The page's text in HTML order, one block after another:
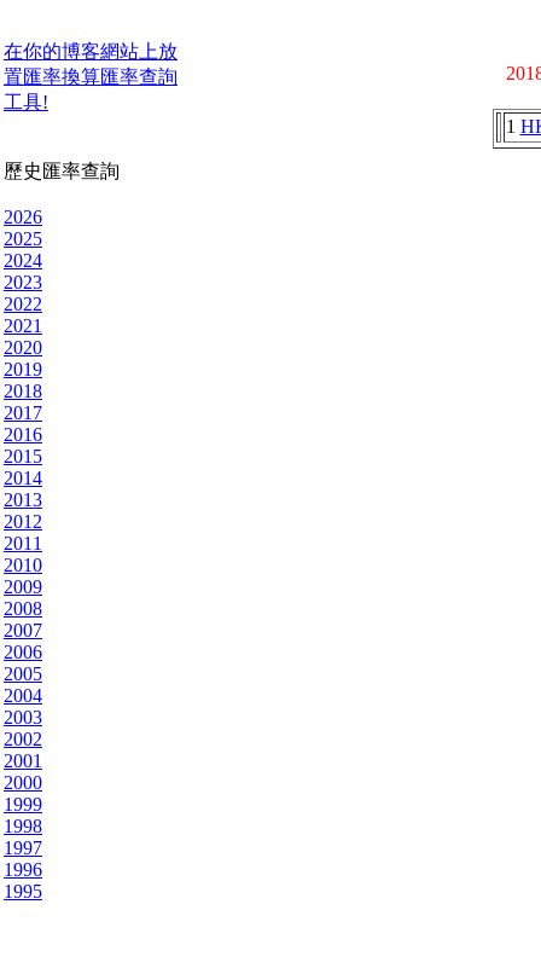
在你的博客網站上放
置匯率換算匯率查詢
工具!
歷史匯率查詢
2026
2025
2024
2023
2022
2021
2020
2019
2018
2017
2016
2015
2014
2013
2012
2011
2010
2009
2008
2007
2006
2005
2004
2003
2002
2001
2000
1999
1998
1997
1996
1995
1